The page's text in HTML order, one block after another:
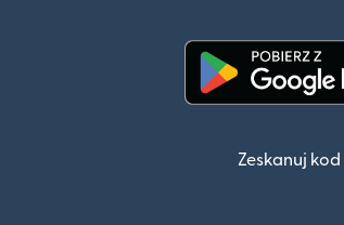
Zeskanuj